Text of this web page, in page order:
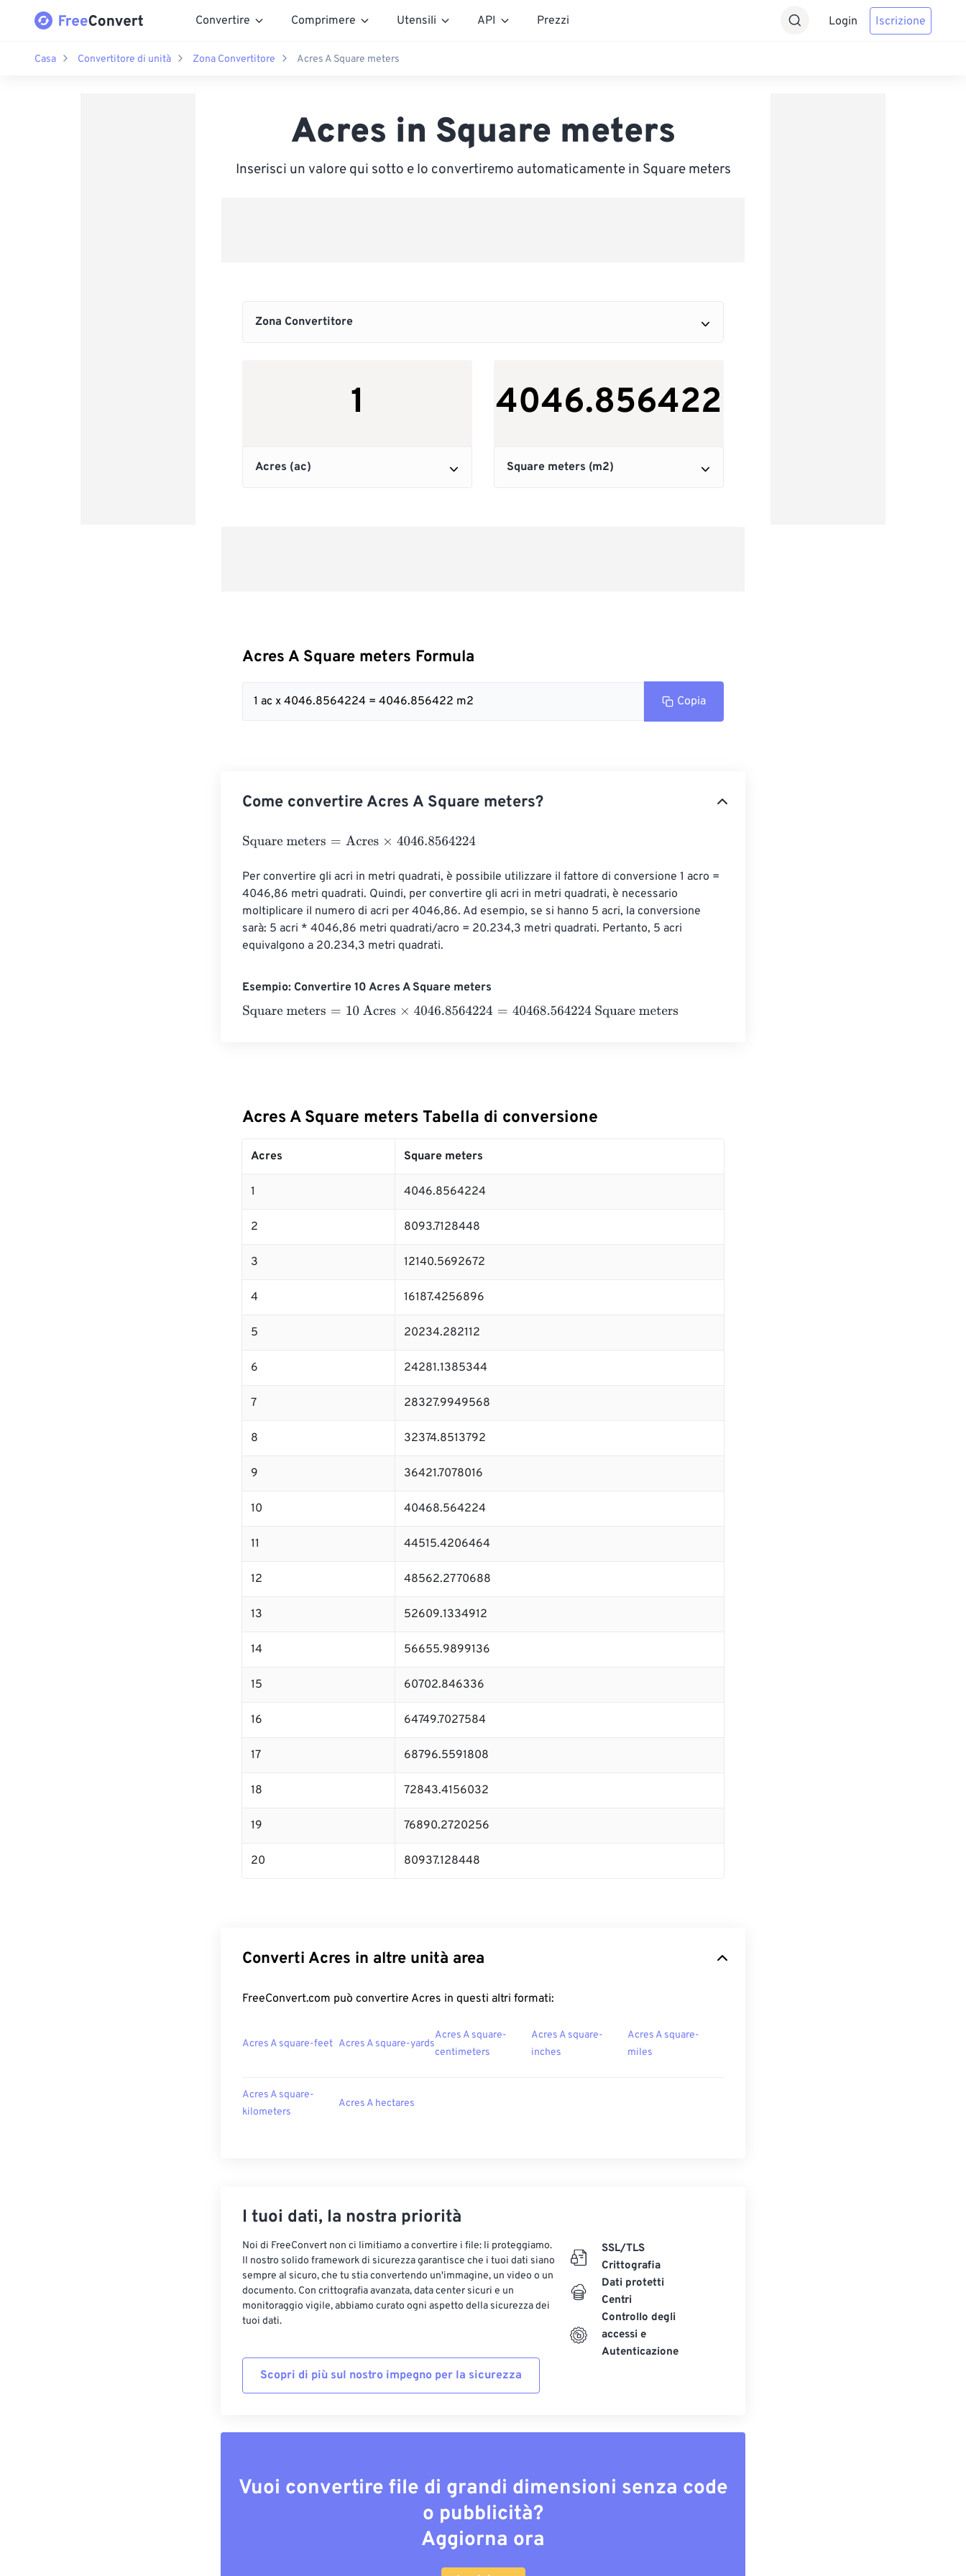
Convertire Comprimere Utensili API Prezzi Login Iscrizione
Casa Convertitore di unità Zona Convertitore Acres A Square meters
Acres in Square meters
Inserisci un valore qui sotto e lo convertiremo automaticamente in Square meters
Acres A Square meters Formula
1 ac x 4046.8564224 = 4046.856422 m2 Copia
Come convertire Acres A Square meters?
Square meters= Acres×4046.8564224
Per convertire gli acri in metri quadrati, è possibile utilizzare il fattore di conversione 1 acro =
4046,86 metri quadrati. Quindi, per convertire gli acri in metri quadrati, è necessario
moltiplicare il numero di acri per 4046,86. Ad esempio, se si hanno 5 acri, la conversione
sarà: 5 acri * 4046,86 metri quadrati/acro = 20.234,3 metri quadrati. Pertanto, 5 acri
equivalgono a 20.234,3 metri quadrati.
Esempio: Convertire 10 Acres A Square meters
Square meters= 10 Acres×4046.8564224=40468.564224 Square meters
Acres A Square meters Tabella di conversione
Acres Square meters
1 4046.8564224
2 8093.7128448
3 12140.5692672
4 16187.4256896
5 20234.282112
6 24281.1385344
7 28327.9949568
8 32374.8513792
9 36421.7078016
10 40468.564224
11 44515.4206464
12 48562.2770688
13 52609.1334912
14 56655.9899136
15 60702.846336
16 64749.7027584
17 68796.5591808
18 72843.4156032
19 76890.2720256
20 80937.128448
Converti Acres in altre unità area
FreeConvert.com può convertire Acres in questi altri formati:
Acres A square-feet Acres A square-yards
Acres A square-
centimeters
Acres A square-
inches
Acres A square-
miles
Acres A square-
kilometers
Acres A hectares
I tuoi dati, la nostra priorità
Noi di FreeConvert non ci limitiamo a convertire i file: li proteggiamo.
Il nostro solido framework di sicurezza garantisce che i tuoi dati siano
sempre al sicuro, che tu stia convertendo un'immagine, un video o un
documento. Con crittografia avanzata, data center sicuri e un
monitoraggio vigile, abbiamo curato ogni aspetto della sicurezza dei
tuoi dati.
Scopri di più sul nostro impegno per la sicurezza
SSL/TLS
Crittografia
Dati protetti
Centri
Controllo degli
accessi e
Autenticazione
Vuoi convertire file di grandi dimensioni senza code
o pubblicità?
Aggiorna ora